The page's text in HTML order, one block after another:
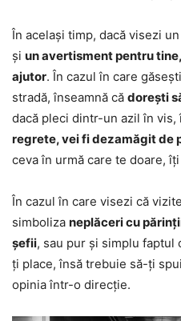
În același timp, dacă visezi
și un avertisment pentru
ajutor. În cazul în care
stradă, înseamnă că dorești
dacă pleci dintr-un azil în vis,
regrete, vei fi dezamăgit de
ceva în urmă care te doare,
În cazul în care visezi că
simboliza neplăceri cu
șefii, sau pur și simplu faptul
ți place, însă trebuie să-ți
opinia într-o direcție.